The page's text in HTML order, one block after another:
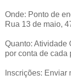
Onde: Ponto de
Rua 13 de maio,
Quanto: Atividade
por conta de cada
Inscrições: Enviar